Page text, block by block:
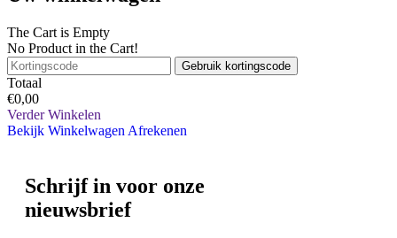
The Cart is Empty
No Product in the Cart!
Gebruik kortingscode
Totaal
€0,00
Verder Winkelen
Bekijk Winkelwagen Afrekenen
Schrijf in voor onze
nieuwsbrief